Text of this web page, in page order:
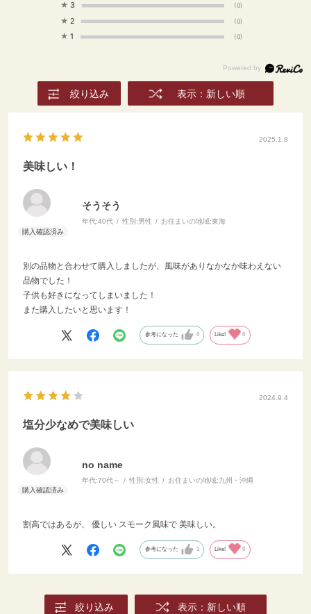
ダイニングプラス #輸入食
品 #輸入食材 #通販グルメ
ん #食べることが好きな人
と繋がりたい #食べること
が好き #料理好きな人つな
がりたい #instafood #暮
★ 3 (0)
★ 2 (0)
★ 1 (0)
絞り込み 表示：新しい順
2025.1.8
美味しい！
そうそう
年代:40代 性別:男性 お住まいの地域:東海
別の品物と合わせて購入しましたが、風味がありなかなか味わえない
品物でした！
子供も好きになってしまいました！
また購入したいと思います！
参考になった 0 Like! 0
2024.9.4
塩分少なめで美味しい
no name
年代:70代～ 性別:女性 お住まいの地域:九州・沖縄
割高ではあるが、 優しい スモーク風味で 美味しい。
参考になった 1 Like! 0
絞り込み 表示：新しい順